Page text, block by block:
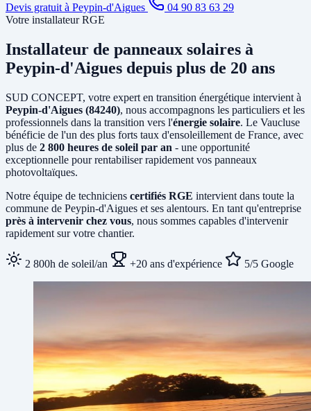
Devis gratuit à Peypin-d'Aigues
04 90 83 63 29
Votre installateur RGE
Installateur de panneaux solaires à
Peypin-d'Aigues depuis plus de 20 ans
SUD CONCEPT, votre expert en transition énergétique intervient à
Peypin-d'Aigues (84240), nous accompagnons les particuliers et les
professionnels dans la transition vers l'énergie solaire. Le Vaucluse
bénéficie de l'un des plus forts taux d'ensoleillement de France, avec
plus de 2 800 heures de soleil par an - une opportunité
exceptionnelle pour rentabiliser rapidement vos panneaux
photovoltaïques.
Notre équipe de techniciens certifiés RGE intervient dans toute la
commune de Peypin-d'Aigues et ses alentours. En tant qu'entreprise
près à intervenir chez vous, nous sommes capables d'intervenir
rapidement sur votre chantier.
2 800h de soleil/an +20 ans d'expérience 5/5 Google